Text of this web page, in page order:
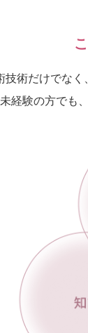
術だけでな
未経験の方でも